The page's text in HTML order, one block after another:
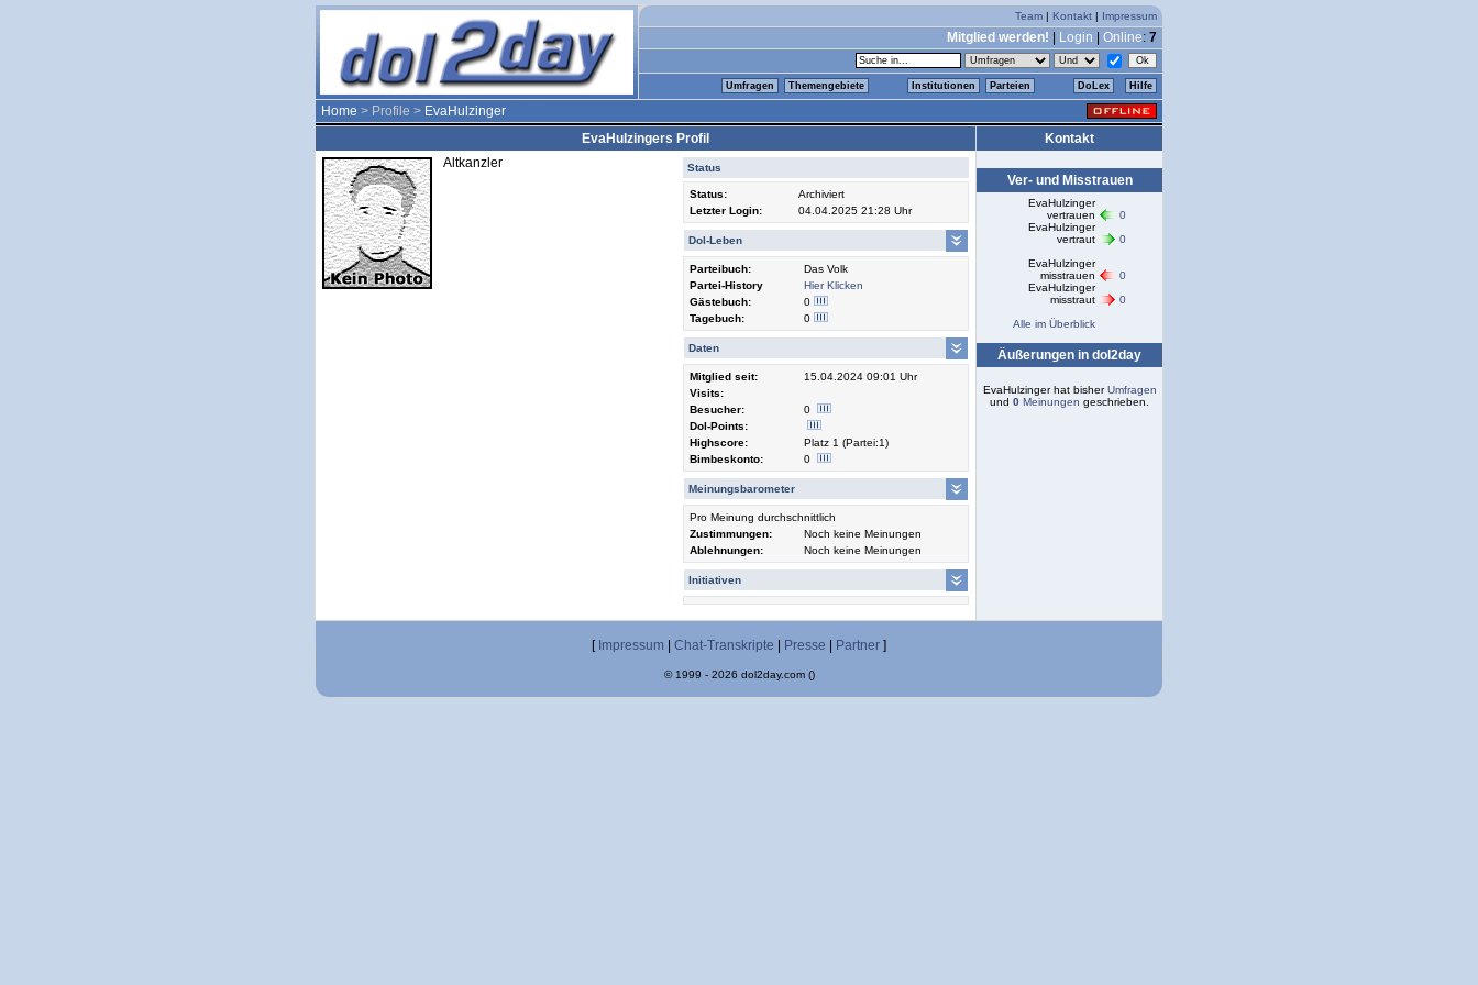
Team | Kontakt | Impressum
Mitglied werden! Login Online: 7
Umfragen Themengebiete Institutionen Parteien DoLex Hilfe
Home > Profile > EvaHulzinger
EvaHulzingers Profil
Status
Status:
Archiviert
Letzter Login:
04.04.2025 21:28 Uhr
Dol-Leben
Parteibuch:
Das Volk
Partei-History
Hier Klicken
Gästebuch:
0
Tagebuch:
0
Daten
Mitglied seit:
15.04.2024 09:01 Uhr
Visits:
Besucher:
0
Dol-Points:
Highscore:
Platz 1 (Partei:1)
Bimbeskonto:
0
Meinungsbarometer
Pro Meinung durchschnittlich
Zustimmungen:
Noch keine Meinungen
Ablehnungen:
Noch keine Meinungen
Initiativen
Altkanzler
Kontakt
Ver- und Misstrauen
EvaHulzinger
vertrauen
0
EvaHulzinger
vertraut
0
EvaHulzinger
misstrauen
0
EvaHulzinger
misstraut
0
Alle im Überblick
Äußerungen in dol2day
EvaHulzinger hat bisherUmfragen
und 0 Meinungen geschrieben.
[ Impressum Chat-Transkripte Presse Partner ]
© 1999 - 2026 dol2day.com ()